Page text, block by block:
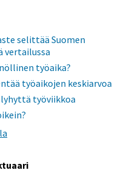
selittää Suomen
vertailussa
työaika?
työaikojen keskiarvoa
lyhyttä työviikkoa